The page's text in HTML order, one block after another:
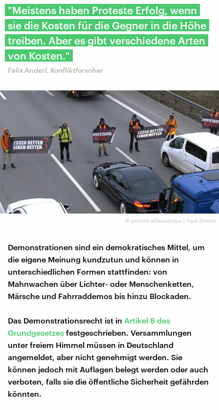
"Meistens haben Proteste Erfolg, wenn
sie die Kosten für die Gegner in die Höhe
treiben. Aber es gibt verschiedene Arten
von Kosten."
Felix Anderl, Konfliktforscher
© picture alliance/dpa | Paul Zinken
Demonstrationen sind ein demokratisches Mittel, um
die eigene Meinung kundzutun und können in
unterschiedlichen Formen stattfinden: von
Mahnwachen über Lichter- oder Menschenketten,
Märsche und Fahrraddemos bis hinzu Blockaden.
Das Demonstrationsrecht ist in Artikel 8 des
Grundgesetzes festgeschrieben. Versammlungen
unter freiem Himmel müssen in Deutschland
angemeldet, aber nicht genehmigt werden. Sie
können jedoch mit Auflagen belegt werden oder auch
verboten, falls sie die öffentliche Sicherheit gefährden
könnten.